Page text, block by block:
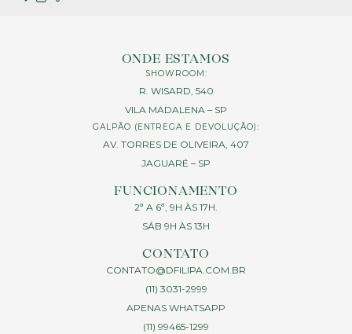
ONDE ESTAMOS
SHOWROOM:
R. WISARD, 540
VILA MADALENA – SP
GALPÃO (ENTREGA E DEVOLUÇÃO):
AV. TORRES DE OLIVEIRA, 407
JAGUARÉ – SP
FUNCIONAMENTO
2ª A 6ª, 9H ÀS 17H.
SÁB 9H ÀS 13H
CONTATO
CONTATO@DFILIPA.COM.BR
(11) 3031-2999
APENAS WHATSAPP
(11) 99465-1299